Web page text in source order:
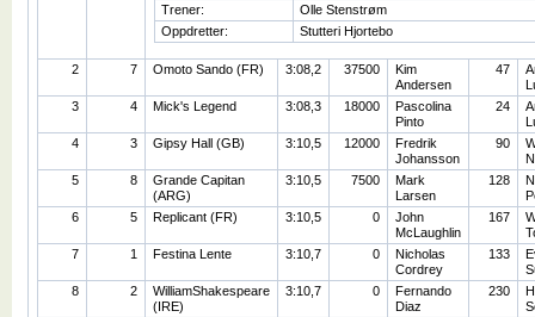
Trener:
Olle Stenstrøm
Oppdretter:
Stutteri Hjortebo
2 7 Omoto Sando (FR) 3:08,2 37500
Kim
Andersen
47
3
4 Mick's Legend 3:08,3 18000
Pascolina
Pinto
24
4
3 Gipsy Hall (GB) 3:10,5 12000
Fredrik
Johansson
90
5
8
Grande Capitan
(ARG)
3:10,5 7500
Mark
Larsen
128
6
5 Replicant (FR) 3:10,5 0
John
McLaughlin
167
7
1 Festina Lente 3:10,7 0
Nicholas
Cordrey
133
8
2
WilliamShakespeare
(IRE)
3:10,7 0
Fernando
Diaz
230